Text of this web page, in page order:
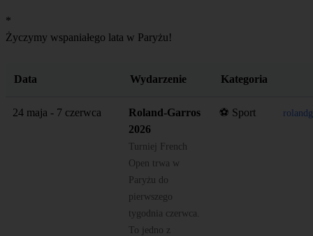
*
Życzymy wspaniałego lata w Paryżu!
Data Wydarzenie Kategoria
24 maja - 7 czerwca
Roland-Garros
2026
Turniej French
Open trwa w
Paryżu do
pierwszego
tygodnia czerwca.
To jedno z
⚽ Sport